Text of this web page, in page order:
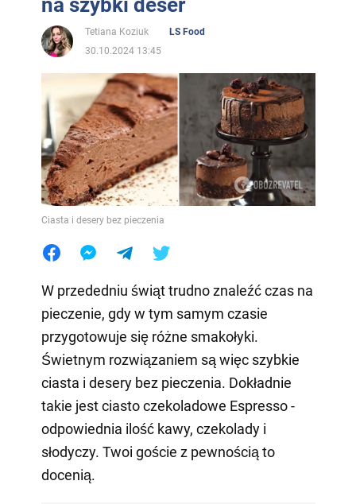
na szybki deser
Tetiana Koziuk
LS Food
30.10.2024 13:45
Ciasta i desery bez pieczenia
W przededniu świąt trudno znaleźć czas na
pieczenie, gdy w tym samym czasie
przygotowuje się różne smakołyki.
Świetnym rozwiązaniem są więc szybkie
ciasta i desery bez pieczenia. Dokładnie
takie jest ciasto czekoladowe Espresso -
odpowiednia ilość kawy, czekolady i
słodyczy. Twoi goście z pewnością to
docenią.